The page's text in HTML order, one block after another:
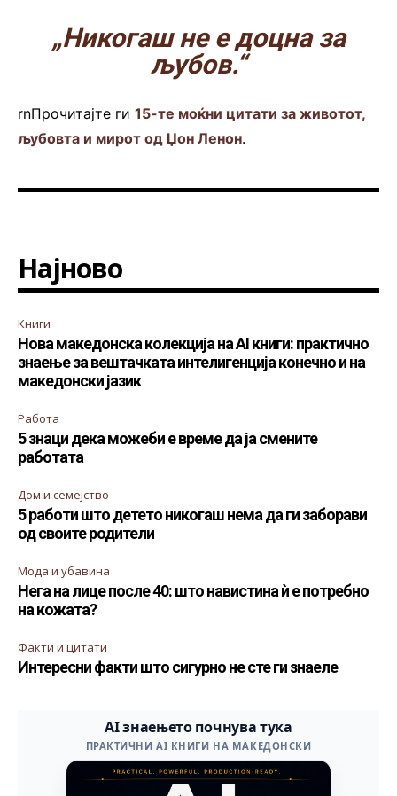
„Никогаш не е доцна за
љубов.“
rnПрочитајте ги 15-те моќни цитати за животот,
љубовта и мирот од Џон Ленон.
Најново
Книги
Нова македонска колекција на AI книги: практично
знаење за вештачката интелигенција конечно и на
македонски јазик
Работа
5 знаци дека можеби е време да ја смените
работата
Дом и семејство
5 работи што детето никогаш нема да ги заборави
од своите родители
Мода и убавина
Нега на лице после 40: што навистина ѝ е потребно
на кожата?
Факти и цитати
Интересни факти што сигурно не сте ги знаеле